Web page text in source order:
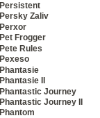
Persistent
Persky Zaliv
Perxor
Pet Frogger
Pete Rules
Pexeso
Phantasie
Phantasie II
Phantastic Journey
Phantastic Journey II
Phantom